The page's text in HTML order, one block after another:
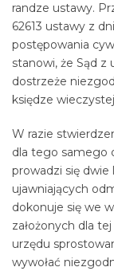
randze ustawy.
62613 ustawy z
postępowania
stanowi, że Sąd z
dostrzeże
księdze
W razie
dla tego samego
prowadzi się
ujawniających
dokonuje się we
założonych dla
urzędu
wywołać